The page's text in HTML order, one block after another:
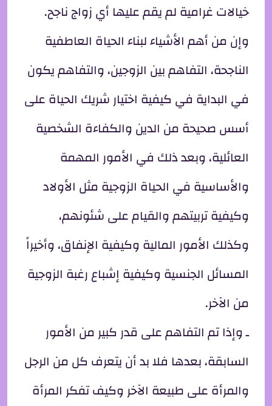
خيالات غرامية لم يقم عليها أي زواج ناجح.
وإن من أهم الأشياء لبناء الحياة العاطفية
الناجحة، التفاهم بين الزوجين، والتفاهم يكون
في البداية في كيفية اختيار شريك الحياة على
أسس صحيحة من الدين والكفاءة الشخصية
العائلية، وبعد ذلك في الأمور المهمة
والأساسية في الحياة الزوجية مثل الأولاد
وكيفية تربيتهم والقيام على شئونهم،
وكذلك الأمور المالية وكيفية الإنفاق، وأخيراً
المسائل الجنسية وكيفية إشباع رغبة الزوجية
من الآخر.
ـ وإذا تم التفاهم على قدر كبير من الأمور
السابقة، بعدها فلا بد أن يتعرف كل من الرجل
والمرأة على طبيعة الآخر وكيف تفكر المرأة